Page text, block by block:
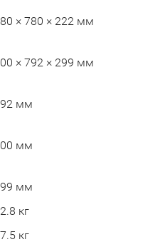
× 780 × 222 мм
× 792 × 299 мм
мм
мм
мм
кг
кг